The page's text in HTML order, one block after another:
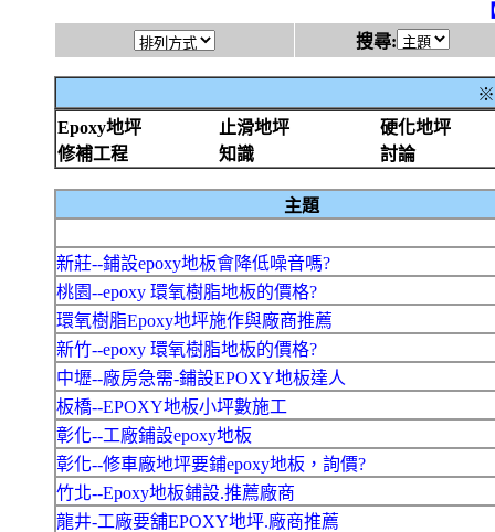
搜尋:
※
Epoxy地坪
止滑地坪
硬化地坪
修補工程
知識 討論
主題
新莊--鋪設epoxy地板會降低噪音嗎?
桃園--epoxy 環氧樹脂地板的價格?
環氧樹脂Epoxy地坪施作與廠商推薦
新竹--epoxy 環氧樹脂地板的價格?
中壢--廠房急需-鋪設EPOXY地板達人
板橋--EPOXY地板小坪數施工
彰化--工廠鋪設epoxy地板
彰化--修車廠地坪要鋪epoxy地板，詢價?
竹北--Epoxy地板鋪設.推薦廠商
龍井-工廠要舖EPOXY地坪.廠商推薦